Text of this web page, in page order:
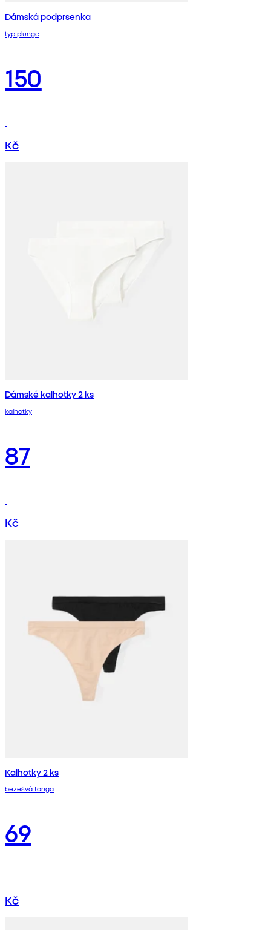
Dámská podprsenka
typ plunge
150
Kč
Dámské kalhotky 2 ks
kalhotky
87
Kč
Kalhotky 2 ks
bezešvá tanga
69
Kč